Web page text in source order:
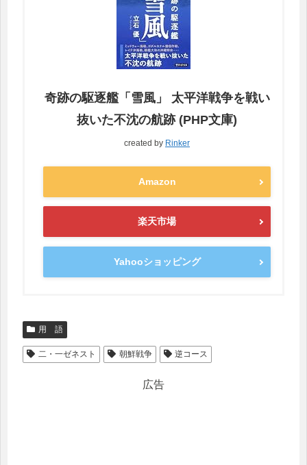
奇跡の駆逐艦「雪風」 太平洋戦争を戦い
抜いた不沈の航跡 (PHP文庫)
created by Rinker
Amazon
楽天市場
Yahooショッピング
用 語
二・一ゼネスト 朝鮮戦争 逆コース
広告